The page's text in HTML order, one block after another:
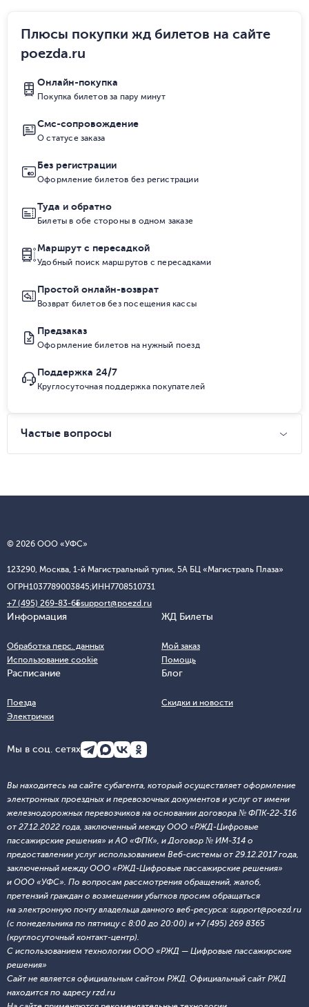
Плюсы покупки жд билетов на сайте
poezda.ru
Онлайн-покупка
Покупка билетов за пару минут
Смс-сопровождение
О статусе заказа
Без регистрации
Оформление билетов без регистрации
Туда и обратно
Билеты в обе стороны в одном заказе
Маршрут с пересадкой
Удобный поиск маршрутов с пересадками
Простой онлайн-возврат
Возврат билетов без посещения кассы
Предзаказ
Оформление билетов на нужный поезд
Поддержка 24/7
Круглосуточная поддержка покупателей
Частые вопросы
© 2026 ООО «УФС»
123290, Москва, 1-й Магистральный тупик, 5А БЦ «Магистраль Плаза»
ОГРН1037789003845;ИНН7708510731
+7 (495) 269-83-65support@poezd.ru
Информация
Обработка перс. данных
Использование cookie
ЖД Билеты
Мой заказ
Помощь
Расписание
Поезда
Электрички
Блог
Скидки и новости
Мы в соц. сетях
Вы находитесь на сайте субагента, который осуществляет оформление
электронных проездных и перевозочных документов и услуг от имени
железнодорожных перевозчиков на основании договора № ФПК-22-316
от 27.12.2022 года, заключенный между ООО «РЖД-Цифровые
пассажирские решения» и АО «ФПК», и Договор № ИМ-314 о
предоставлении услуг использованием Веб-системы от 29.12.2017 года,
заключенный между ООО «РЖД-Цифровые пассажирские решения»
и ООО «УФС». По вопросам рассмотрения обращений, жалоб,
претензий граждан о возмещении убытков просим обращаться
на электронную почту владельца данного веб-ресурса: support@poezd.ru
(с понедельника по пятницу с 8:00 до 20:00) и +7 (495) 269 8365
(круглосуточный контакт-центр).
С использованием технологии ООО «РЖД — Цифровые пассажирские
решения»
Сайт не является официальным сайтом РЖД. Официальный сайт РЖД
находится по адресу rzd.ru